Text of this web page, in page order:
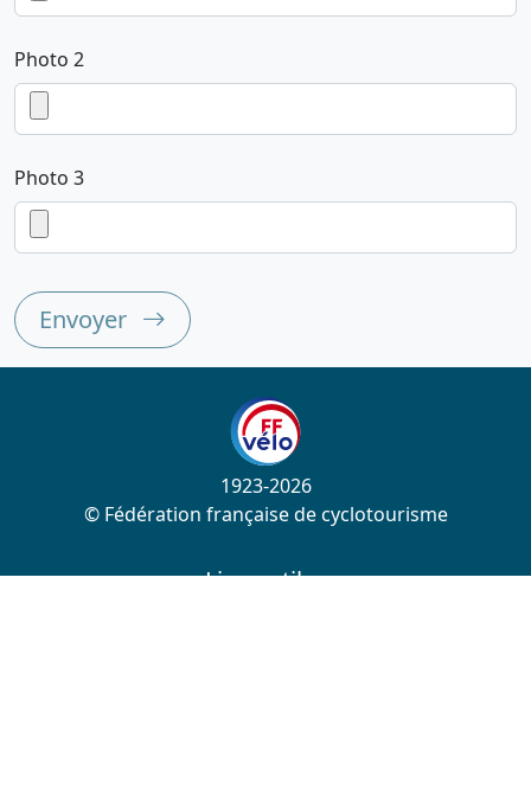
Photo 2
Photo 3
Envoyer
1923-2026
© Fédération française de cyclotourisme
Liens utiles